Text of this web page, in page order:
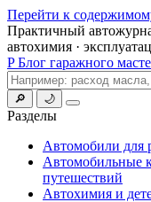
Перейти к
Практичный
автохимия ·
P Блог гаражного
Поиск
🔎
🌙
Меню
Разделы
Автомобили для
Автомобильные
путешествий
Автохимия и